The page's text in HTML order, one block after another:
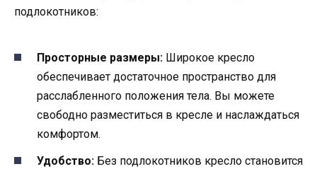
подлокотников:
Просторные размеры: Широкое кресло
обеспечивает достаточное пространство для
расслабленного положения тела. Вы можете
свободно разместиться в кресле и наслаждаться
комфортом.
Удобство: Без подлокотников кресло становится